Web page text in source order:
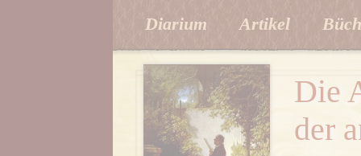
Diarium Artikel
Die
der